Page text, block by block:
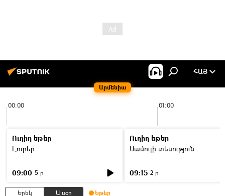
Արմենիա
ՀԱՅ
00:00 01:00
Ուղիղ եթեր
Լուրեր
09:00 5 ր
Ուղիղ եթեր
Մամուլի տեսություն
09:15 2 ր
Երեկ Այսօր Եթեր